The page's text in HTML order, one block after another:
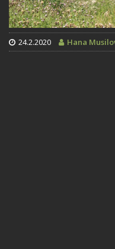
24.2.2020 Hana